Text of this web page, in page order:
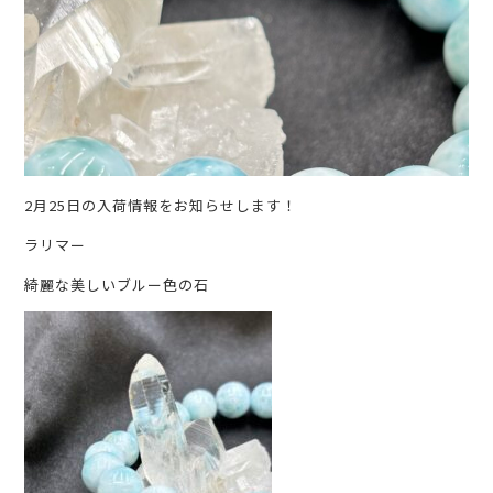
2月25日の入荷情報をお知らせします！
ラリマー
綺麗な美しいブルー色の石